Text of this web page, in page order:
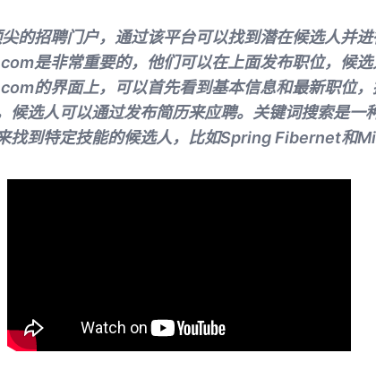
的招聘门户，通过该平台可以找到潜在候选人并
是非常重要的，他们可以在上面发布职位，候
的界面上，可以首先看到基本信息和最新职位
候选人可以通过发布简历来应聘。关键词搜索是一
找到特定技能的候选人，比如Spring Fibernet和